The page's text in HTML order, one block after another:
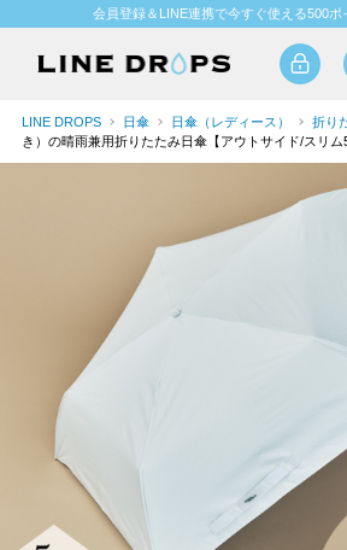
会員登録＆LINE連携で今すぐ使える500ポ
LINE DROPS 日傘 日傘（レディース） 折り
き）の晴雨兼用折りたたみ日傘【アウトサイド/スリム